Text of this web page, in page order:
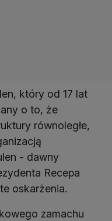
który od 17 lat
o to, że
równoległe,
- dawny
Recepa
oskarżenia.
zamachu